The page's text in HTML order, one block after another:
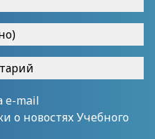
e-mail
о новостях Учебного